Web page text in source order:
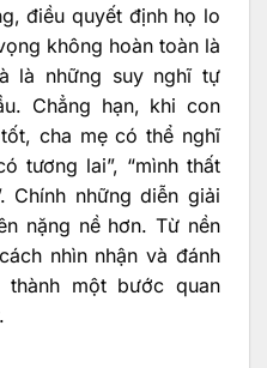
điều quyết định họ lo
không hoàn toàn là
là những suy nghĩ tự
Chẳng hạn, khi con
cha mẹ có thể nghĩ
tương lai”, “mình thất
Chính những diễn giải
nặng nề hơn. Từ nền
nhìn nhận và đánh
một bước quan